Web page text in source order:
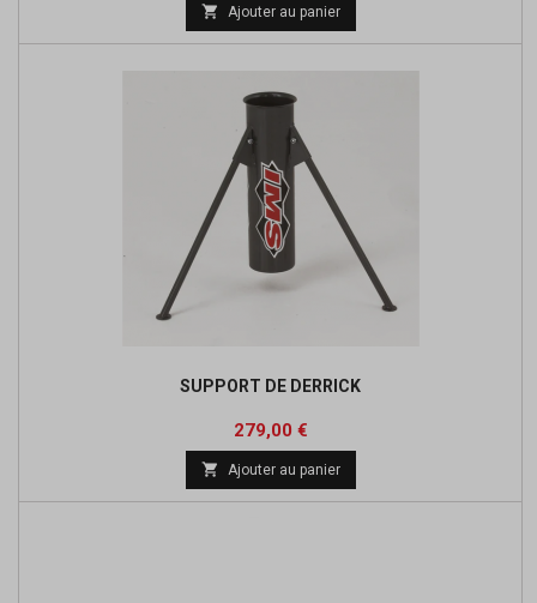
 Ajouter au panier
SUPPORT DE DERRICK
Prix
279,00 €
 Ajouter au panier